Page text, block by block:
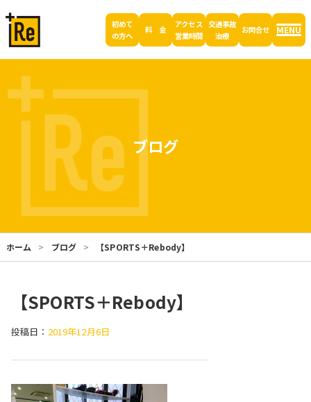
初めて
の方へ
料 金
アクセス
営業時間
交通事故
治療
お問合せ MENU
ブログ
ホーム ブログ 【SPORTS＋Rebody】
【SPORTS＋Rebody】
投稿日： 2019年12月6日